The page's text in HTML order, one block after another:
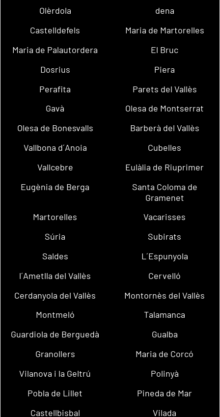
Olèrdola
dena
Castelldefels
Maria de Martorelles
Maria de Palautordera
El Bruc
Dosrius
Piera
Perafita
Parets del Vallès
Gavà
Olesa de Montserrat
Olesa de Bonesvalls
Barberà del Vallès
Vallbona d´Anoia
Cubelles
Vallcebre
Eulàlia de Riuprimer
Eugènia de Berga
Santa Coloma de
Gramenet
Martorelles
Vacarisses
Súria
Subirats
Saldes
L´Espunyola
l´Ametlla del Vallès
Cervelló
Cerdanyola del Vallès
Montornès del Vallès
Montmeló
Talamanca
Guardiola de Berguedà
Gualba
Granollers
Maria de Corcó
Vilanova i la Geltrú
Polinyà
Pobla de Lillet
Pineda de Mar
Castellbisbal
Vilada